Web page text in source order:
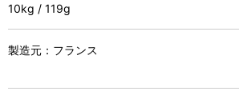
10kg / 119g
製造元：フランス